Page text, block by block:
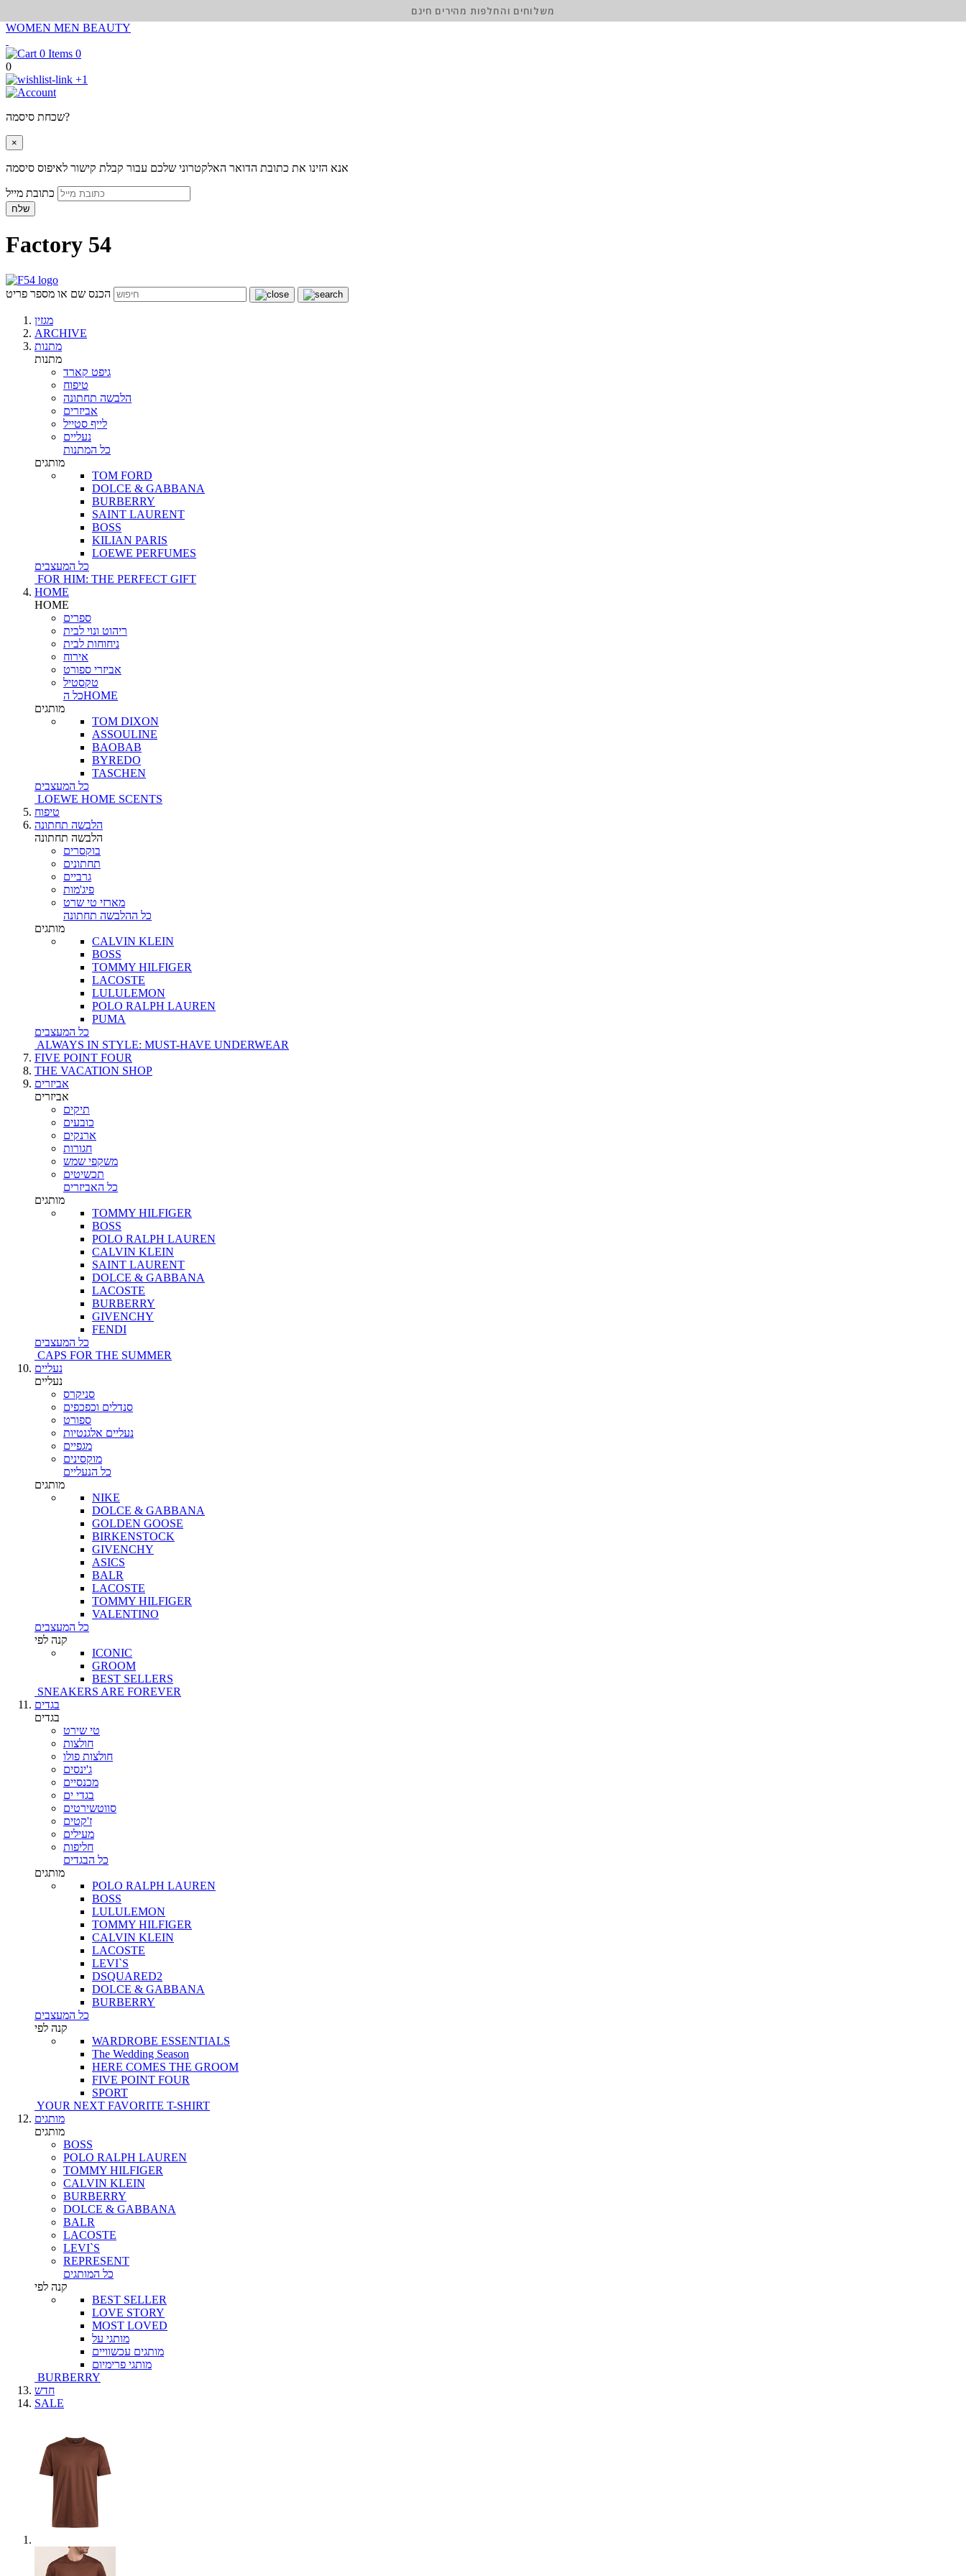
WOMEN MEN BEAUTY
0
0
+1
שכחת סיסמה?
×
אנא הזינו את כתובת הדואר האלקטרוני שלכם עבור קבלת קישור לאיפוס סיסמה
שלח
Factory 54
הכנס שם או מספר פריט
מגזין
ARCHIVE
מתנות
מתנות
גיפט קארד
טיפוח
הלבשה תחתונה
אביזרים
לייף סטייל
נעליים
כל המתנות
מותגים
TOM FORD
DOLCE & GABBANA
BURBERRY
SAINT LAURENT
BOSS
KILIAN PARIS
LOEWE PERFUMES
כל המעצבים
FOR HIM: THE PERFECT GIFT
HOME
HOME
ספרים
ריהוט ונוי לבית
ניחוחות לבית
אירוח
אביזרי ספורט
טקסטיל
כל הHOME
מותגים
TOM DIXON
ASSOULINE
BAOBAB
BYREDO
TASCHEN
כל המעצבים
LOEWE HOME SCENTS
טיפוח
הלבשה תחתונה
הלבשה תחתונה
בוקסרים
תחתונים
גרביים
פיג'מות
מארזי טי שרט
כל ההלבשה תחתונה
מותגים
CALVIN KLEIN
BOSS
TOMMY HILFIGER
LACOSTE
LULULEMON
POLO RALPH LAUREN
PUMA
כל המעצבים
ALWAYS IN STYLE: MUST-HAVE UNDERWEAR
FIVE POINT FOUR
THE VACATION SHOP
אביזרים
אביזרים
תיקים
כובעים
ארנקים
חגורות
משקפי שמש
תכשיטים
כל האביזרים
מותגים
TOMMY HILFIGER
BOSS
POLO RALPH LAUREN
CALVIN KLEIN
SAINT LAURENT
DOLCE & GABBANA
LACOSTE
BURBERRY
GIVENCHY
FENDI
כל המעצבים
CAPS FOR THE SUMMER
נעליים
נעליים
סניקרס
סנדלים וכפכפים
ספורט
נעליים אלגנטיות
מגפיים
מוקסינים
כל הנעליים
מותגים
NIKE
DOLCE & GABBANA
GOLDEN GOOSE
BIRKENSTOCK
GIVENCHY
ASICS
BALR
LACOSTE
TOMMY HILFIGER
VALENTINO
כל המעצבים
קנה לפי
ICONIC
GROOM
BEST SELLERS
SNEAKERS ARE FOREVER
בגדים
בגדים
טי שירט
חולצות
חולצות פולו
ג'ינסים
מכנסיים
בגדי ים
סווטשירטים
ז'קטים
מעילים
חליפות
כל הבגדים
מותגים
POLO RALPH LAUREN
BOSS
LULULEMON
TOMMY HILFIGER
CALVIN KLEIN
LACOSTE
LEVI`S
DSQUARED2
DOLCE & GABBANA
BURBERRY
כל המעצבים
קנה לפי
WARDROBE ESSENTIALS
The Wedding Season
HERE COMES THE GROOM
FIVE POINT FOUR
SPORT
YOUR NEXT FAVORITE T-SHIRT
מותגים
מותגים
BOSS
POLO RALPH LAUREN
TOMMY HILFIGER
CALVIN KLEIN
BURBERRY
DOLCE & GABBANA
BALR
LACOSTE
LEVI`S
REPRESENT
כל המותגים
קנה לפי
BEST SELLER
LOVE STORY
MOST LOVED
מותגי על
מותגים עכשוויים
מותגי פרימיום
BURBERRY
חדש
SALE
משלוחים והחלפות מהירים חינם